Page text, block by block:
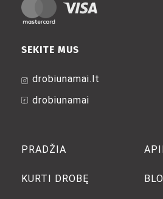
PRADŽIA
KURTI DROBĘ
SEKITE MUS
drobiunamai.lt
drobiunamai